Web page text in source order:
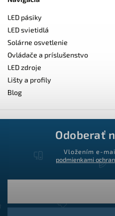
LED pásiky
LED svietidlá
Solárne osvetlenie
Ovládače a príslušenstvo
LED zdroje
Lišty a profily
Blog
Odoberať
Vložením e-
podmienkami